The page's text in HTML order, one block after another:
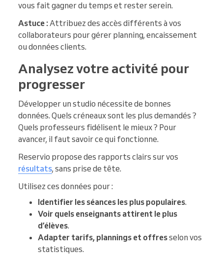
vous fait gagner du temps et rester serein.
Astuce :Attribuez des accès différents à vos
collaborateurs pour gérer planning, encaissement
ou données clients.
Analysez votre activité pour
progresser
Développer un studio nécessite de bonnes
données. Quels créneaux sont les plus demandés ?
Quels professeurs fidélisent le mieux ? Pour
avancer, il faut savoir ce qui fonctionne.
Reservio propose des rapports clairs sur vos
résultats, sans prise de tête.
Utilisez ces données pour :
Identifier les séances les plus populaires.
Voir quels enseignants attirent le plus
d’élèves.
Adapter tarifs, plannings et offresselon vos
statistiques.